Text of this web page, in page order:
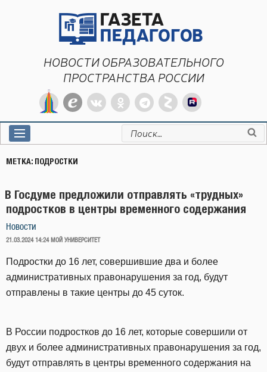
НОВОСТИ ОБРАЗОВАТЕЛЬНОГО
ПРОСТРАНСТВА РОССИИ
Искать:
МЕТКА: ПОДРОСТКИ
В Госдуме предложили отправлять «трудных»
подростков в центры временного содержания
Новости
ОПУБЛИКОВАНО
21.03.2024 14:24 МОЙ УНИВЕРСИТЕТ
Подростки до 16 лет, совершившие два и более
административных правонарушения за год, будут
отправлены в такие центры до 45 суток.
В России подростков до 16 лет, которые совершили от
двух и более административных правонарушения за год,
будут отправлять в центры временного содержания на